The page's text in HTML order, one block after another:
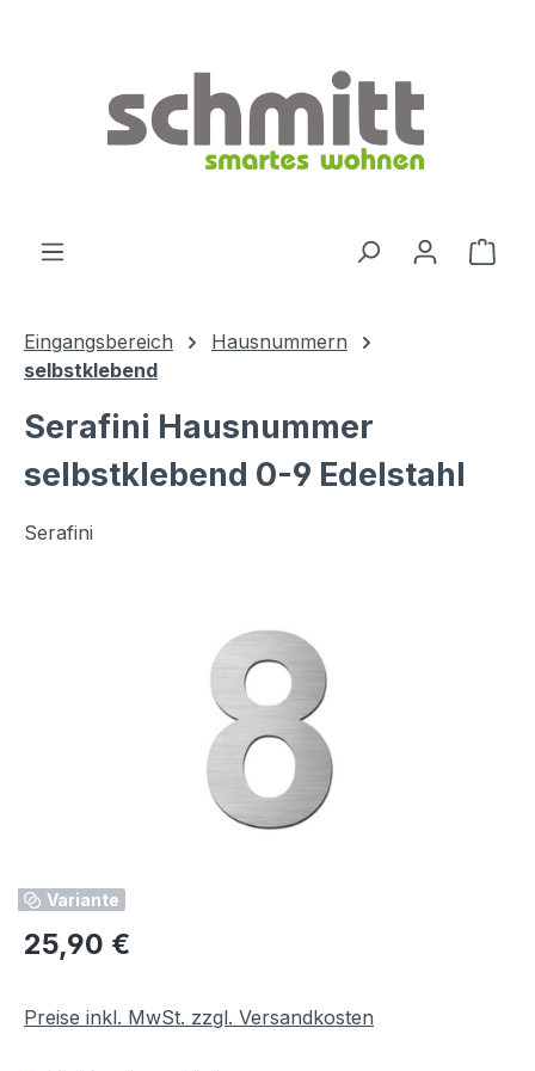
Eingangsbereich
Hausnummern
selbstklebend
Serafini Hausnummer
selbstklebend 0-9 Edelstahl
Serafini
Variante
Regulärer Preis:
25,90 €
Preise inkl. MwSt. zzgl. Versandkosten